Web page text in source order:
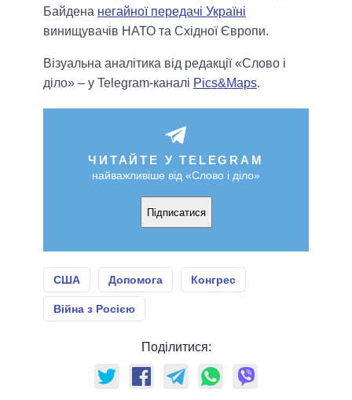
Байдена негайної передачі Україні
винищувачів НАТО та Східної Європи.
Візуальна аналітика від редакції «Слово і
діло» – у Telegram-каналі Pics&Maps.
ЧИТАЙТЕ У TELEGRAM
найважливіше від «Слово і діло»
Підписатися
США Допомога Конгрес
Війна з Росією
Поділитися: